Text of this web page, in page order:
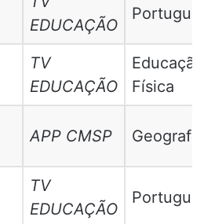
EDUCAÇÃO
TV
EDUCAÇÃO
Educação
Física
APP CMSP Geografia
TV
EDUCAÇÃO